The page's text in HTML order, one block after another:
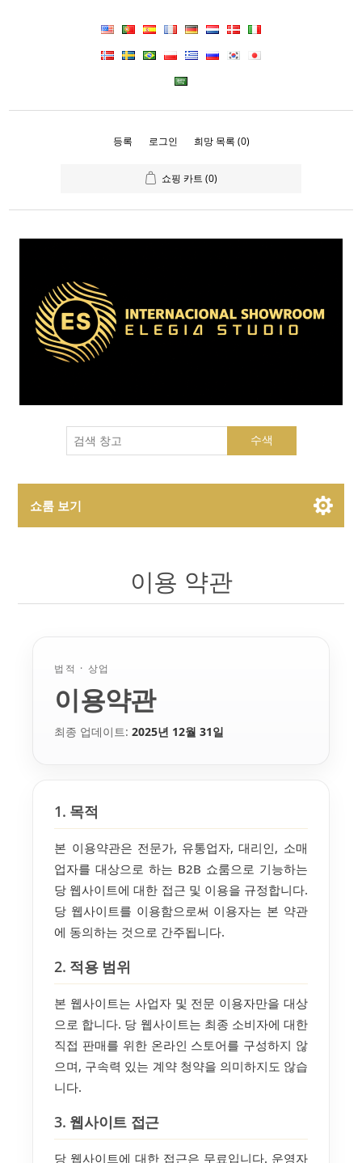
등록 로그인 희망 목록 (0)
쇼핑 카트 (0)
수색
쇼룸 보기
이용 약관
법적 · 상업
이용약관
최종 업데이트:2025년 12월 31일
1. 목적
본 이용약관은 전문가, 유통업자, 대리인, 소매
업자를 대상으로 하는 B2B 쇼룸으로 기능하는
당 웹사이트에 대한 접근 및 이용을 규정합니다.
당 웹사이트를 이용함으로써 이용자는 본 약관
에 동의하는 것으로 간주됩니다.
2. 적용 범위
본 웹사이트는 사업자 및 전문 이용자만을 대상
으로 합니다. 당 웹사이트는 최종 소비자에 대한
직접 판매를 위한 온라인 스토어를 구성하지 않
으며, 구속력 있는 계약 청약을 의미하지도 않습
니다.
3. 웹사이트 접근
당 웹사이트에 대한 접근은 무료입니다. 운영자